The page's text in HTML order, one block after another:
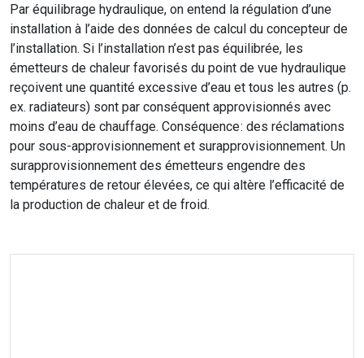
Par équilibrage hydraulique, on entend la régulation d’une
installation à l’aide des données de calcul du concepteur de
l’installation. Si l’installation n’est pas équilibrée, les
émetteurs de chaleur favorisés du point de vue hydraulique
reçoivent une quantité excessive d’eau et tous les autres (p.
ex. radiateurs) sont par conséquent approvisionnés avec
moins d’eau de chauffage. Conséquence : des réclamations
pour sous-approvisionnement et surapprovisionnement. Un
surapprovisionnement des émetteurs engendre des
températures de retour élevées, ce qui altère l’efficacité de
la production de chaleur et de froid.